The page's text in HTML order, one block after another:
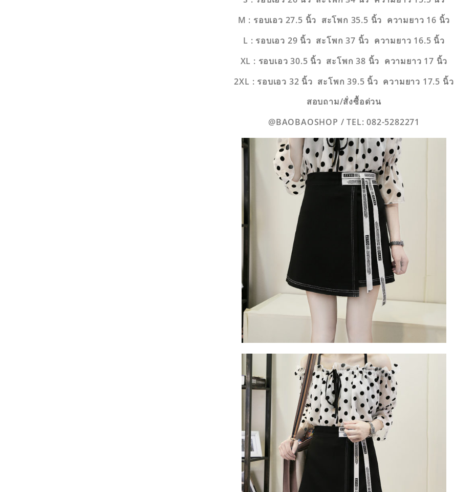
M : รอบเอว 27.5 นิ้ว สะโพก 35.5 นิ้ว ความยาว 16 นิ้ว
L : รอบเอว 29 นิ้ว สะโพก 37 นิ้ว ความยาว 16.5 นิ้ว
XL : รอบเอว 30.5 นิ้ว สะโพก 38 นิ้ว ความยาว 17 นิ้ว
2XL : รอบเอว 32 นิ้ว สะโพก 39.5 นิ้ว ความยาว 17.5 นิ้ว
สอบถาม/สั่งซื้อด่วน
@BAOBAOSHOP / TEL: 082-5282271